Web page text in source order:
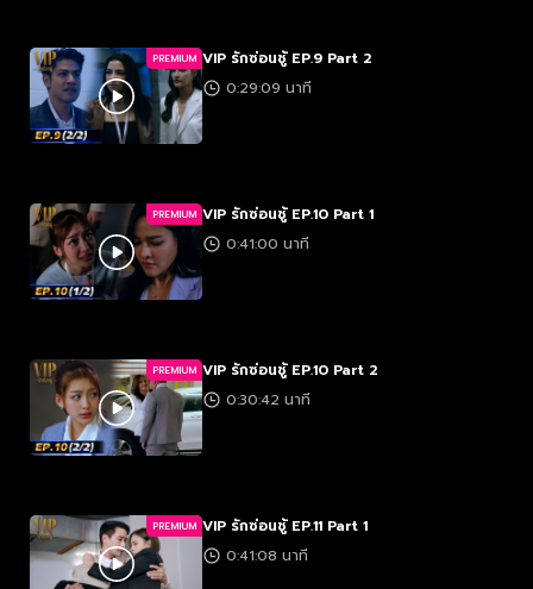
PREMIUM VIP รักซ่อนชู้ EP.9 Part 2
0:29:09 นาที
PREMIUM VIP รักซ่อนชู้ EP.10 Part 1
0:41:00 นาที
PREMIUM VIP รักซ่อนชู้ EP.10 Part 2
0:30:42 นาที
PREMIUM VIP รักซ่อนชู้ EP.11 Part 1
0:41:08 นาที